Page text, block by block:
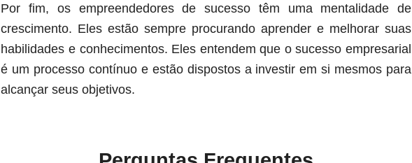
Por fim, os empreendedores de sucesso têm uma mentalidade de
crescimento. Eles estão sempre procurando aprender e melhorar suas
habilidades e conhecimentos. Eles entendem que o sucesso empresarial
é um processo contínuo e estão dispostos a investir em si mesmos para
alcançar seus objetivos.